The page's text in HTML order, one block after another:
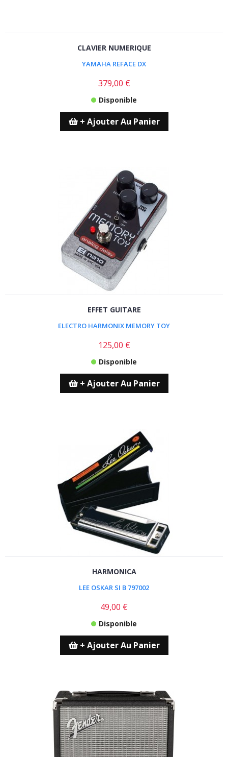
CLAVIER NUMERIQUE
YAMAHA REFACE DX
379,00 €
Disponible
+ Ajouter Au Panier
EFFET GUITARE
ELECTRO HARMONIX MEMORY TOY
125,00 €
Disponible
+ Ajouter Au Panier
HARMONICA
LEE OSKAR SI B 797002
49,00 €
Disponible
+ Ajouter Au Panier